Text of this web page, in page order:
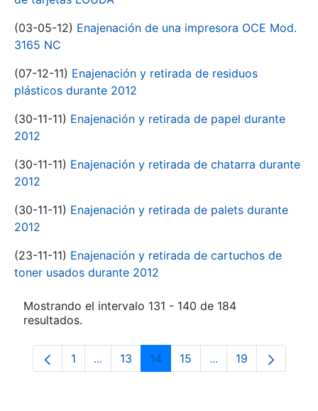
(03-05-12) Enajenación de una impresora OCE Mod.
3165 NC
(07-12-11) Enajenación y retirada de residuos
plásticos durante 2012
(30-11-11) Enajenación y retirada de papel durante
2012
(30-11-11) Enajenación y retirada de chatarra durante
2012
(30-11-11) Enajenación y retirada de palets durante
2012
(23-11-11) Enajenación y retirada de cartuchos de
toner usados durante 2012
Mostrando el intervalo 131 - 140 de 184
resultados.
Página
1 ...Páginas intermedias Use TAB para
Página
13 Página
14 Página
15 ...PáginasPágina
19